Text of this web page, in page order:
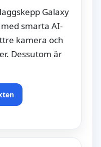
Galaxy
smarta AI-
kamera och
Dessutom är